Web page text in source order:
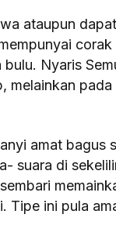
ataupun
Nyaris
melainkan
amat bagus
suara di
Tipe ini pula